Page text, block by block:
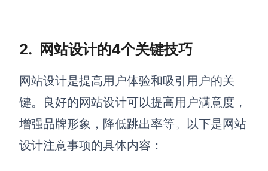
2. 网站设计的4个关键技巧
网站设计是提高用户体验和吸引用户的关
键。良好的网站设计可以提高用户满意度，
增强品牌形象，降低跳出率等。以下是网站
设计注意事项的具体内容：